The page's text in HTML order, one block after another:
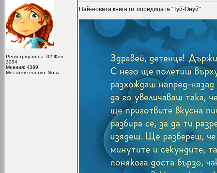
Регистриран на: 02 Фев
2004
Мнения: 4389
Местожителство: Sofia
Най-новата книга от поредицата "Туй-Онуй":